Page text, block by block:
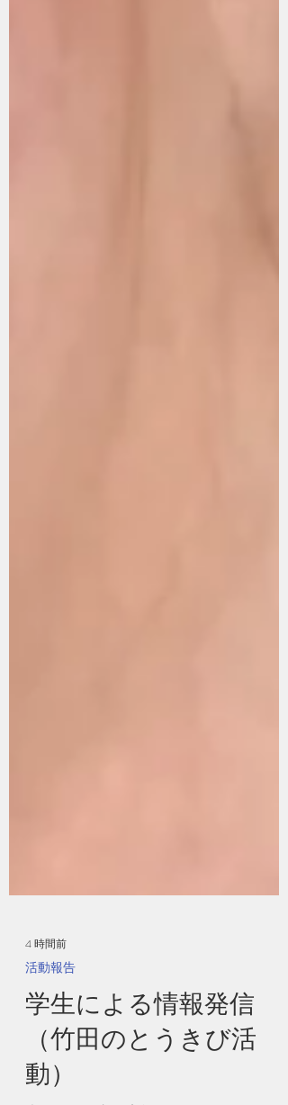
4 時間前
活動報告
学生による情報発信